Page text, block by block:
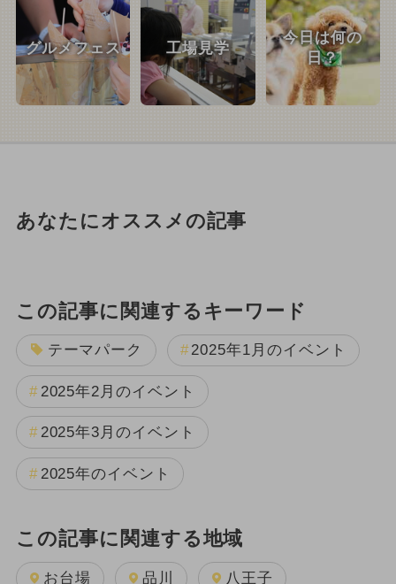
グルメフェス 工場見学
今日は何の
日？
あなたにオススメの記事
この記事に関連するキーワード
テーマパーク 2025年1月のイベント
2025年2月のイベント
2025年3月のイベント
2025年のイベント
この記事に関連する地域
お台場 品川 八王子